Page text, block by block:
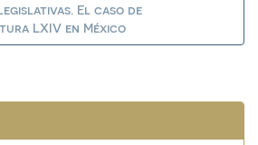
El caso de
LXIV en México